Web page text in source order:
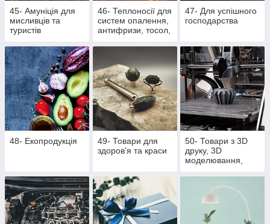
45- Амуніція для
мисливців та
туристів
46- Теплоносії для
систем опалення,
антифризи, тосол,
багаття, активна
47- Для успішного
господарства
48- Екопродукція
49- Товари для
здоров'я та краси
50- Товари з 3D
друку, 3D
моделювання,
та литті під тиском